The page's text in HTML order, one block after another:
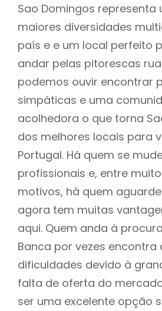
Sao Domingos representa
maiores diversidades
país e e um local perfeito
andar pelas pitorescas
podemos ouvir encontrar
simpáticas e uma
acolhedora o que torna
dos melhores locais para
Portugal. Há quem se
profissionais e, entre
motivos, há quem
agora tem muitas
aqui. Quem anda à
Banca por vezes encontra
dificuldades devido à
falta de oferta do
ser uma excelente opção